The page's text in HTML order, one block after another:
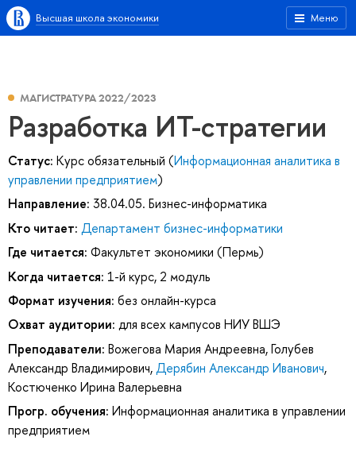
Меню
Высшая школа экономики
МАГИСТРАТУРА 2022/2023
Разработка ИТ-стратегии
Статус: Курс обязательный (Информационная аналитика в
управлении предприятием)
Направление: 38.04.05. Бизнес-информатика
Кто читает: Департамент бизнес-информатики
Где читается: Факультет экономики (Пермь)
Когда читается: 1-й курс, 2 модуль
Формат изучения: без онлайн-курса
Охват аудитории: для всех кампусов НИУ ВШЭ
Преподаватели: Вожегова Мария Андреевна,Голубев
Александр Владимирович,Дерябин Александр Иванович,
Костюченко Ирина Валерьевна
Прогр. обучения: Информационная аналитика в управлении
предприятием